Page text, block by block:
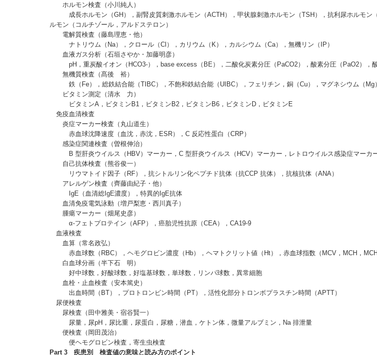
ホルモン検査（小川純人）
成長ホルモン（GH），副腎皮質刺激ホルモン（ACTH），甲状腺刺激ホルモン（TSH），抗利尿ホルモン
ルモン（コルチゾール，アルドステロン）
電解質検査（藤島理恵・他）
ナトリウム（Na），クロール（Cl），カリウム（K），カルシウム（Ca），無機リン（IP）
血液ガス分析（石垣さやか・加藤明彦）
pH，重炭酸イオン（HCO3-），base excess（BE），二酸化炭素分圧（PaCO2），酸素分圧（PaO2），酸
無機質検査（髙後 裕）
鉄（Fe），総鉄結合能（TIBC），不飽和鉄結合能（UIBC），フェリチン，銅（Cu），マグネシウム（Mg
ビタミン測定（清水 力）
ビタミンA，ビタミンB1，ビタミンB2，ビタミンB6，ビタミンD，ビタミンE
免疫血清検査
炎症マーカー検査（丸山道生）
赤血球沈降速度（血沈，赤沈，ESR），C 反応性蛋白（CRP）
感染症関連検査（曽根伸治）
B 型肝炎ウイルス（HBV）マーカー，C 型肝炎ウイルス（HCV）マーカー，レトロウイルス感染症マーカ
自己抗体検査（熊谷俊一）
リウマトイド因子（RF），抗シトルリン化ペプチド抗体（抗CCP 抗体），抗核抗体（ANA）
アレルゲン検査（齊藤由紀子・他）
IgE（血清総IgE濃度），特異的IgE抗体
血清免疫電気泳動（増戸梨恵・西川真子）
腫瘍マーカー（畑尾史彦）
α-フェトプロテイン（AFP），癌胎児性抗原（CEA），CA19-9
血液検査
血算（常名政弘）
赤血球数（RBC），ヘモグロビン濃度（Hb），ヘマトクリット値（Ht），赤血球指数（MCV，MCH，
白血球分画（半下石 明）
好中球数，好酸球数，好塩基球数，単球数，リンパ球数，異常細胞
血栓・止血検査（安本篤史）
出血時間（BT），プロトロンビン時間（PT），活性化部分トロンボプラスチン時間（APTT）
尿便検査
尿検査（田中雅美・宿谷賢一）
尿量，尿pH，尿比重，尿蛋白，尿糖，潜血，ケトン体，微量アルブミン，Na 排泄量
便検査（岡田茂治）
便ヘモグロビン検査，寄生虫検査
Part 3 疾患別 検査値の意味と読み方のポイント